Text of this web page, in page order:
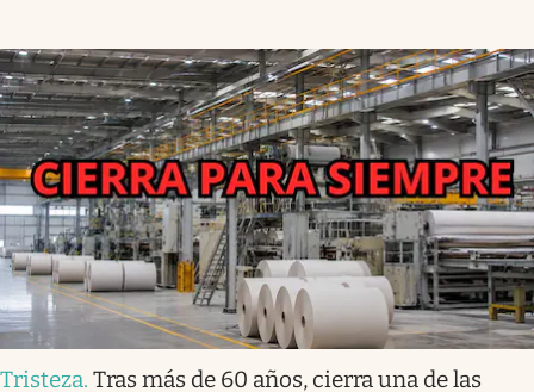
Tristeza. Tras más de 60 años, cierra una de las